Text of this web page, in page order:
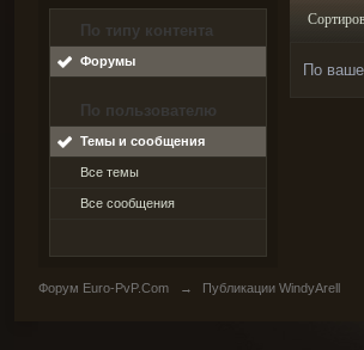
По типу контента
Форумы
По пользователю
Темы и сообщения
Все темы
Все сообщения
По
Форум Euro-PvP.Com → Публикации WindyArell